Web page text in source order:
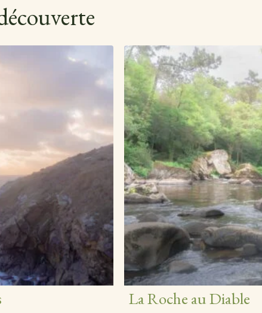
La Roche au Diable